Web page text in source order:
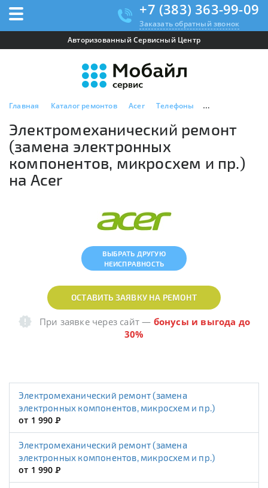
+7 (383) 363-99-09
Заказать обратный звонок
Авторизованный Сервисный Центр
Главная Каталог ремонтов Acer Телефоны
Электромеханический ремонт
(замена электронных
компонентов, микросхем и пр.)
на Acer
ВЫБРАТЬ ДРУГУЮ
НЕИСПРАВНОСТЬ
ОСТАВИТЬ ЗАЯВКУ НА РЕМОНТ
При заявке через сайт— бонусы и выгода до
30%
Электромеханический ремонт (замена
электронных компонентов, микросхем и пр.)
от 1 990Р
Электромеханический ремонт (замена
электронных компонентов, микросхем и пр.)
от 1 990Р